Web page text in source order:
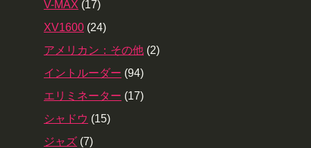
V-MAX (17)
XV1600 (24)
アメリカン：その他 (2)
イントルーダー (94)
エリミネーター (17)
シャドウ (15)
ジャズ (7)